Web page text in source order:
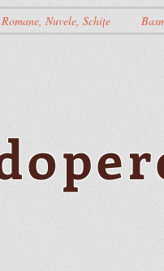
Romane, Nuvele, Schițe